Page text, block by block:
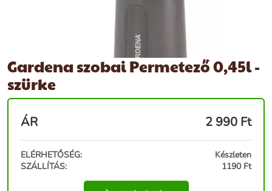
Gardena szobai Permetező 0,45l -
szürke
ÁR 2 990 Ft
ELÉRHETŐSÉG:
Készleten
SZÁLLÍTÁS:
1190 Ft